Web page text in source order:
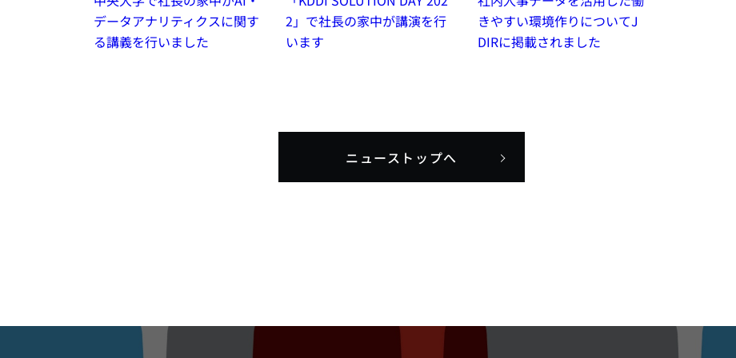
データアナリティクスに関す
る講義を行いました
2」で社長の家中が講演を行
います
きやすい環境作りについてJ
DIRに掲載されました
ニューストップへ